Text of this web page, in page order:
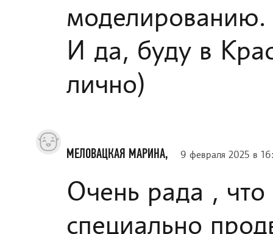
моделированию.
И да, буду в
лично)
МЕЛОВАЦКАЯ МАРИНА, 9 февраля 2025 в
Очень рада ,
специально